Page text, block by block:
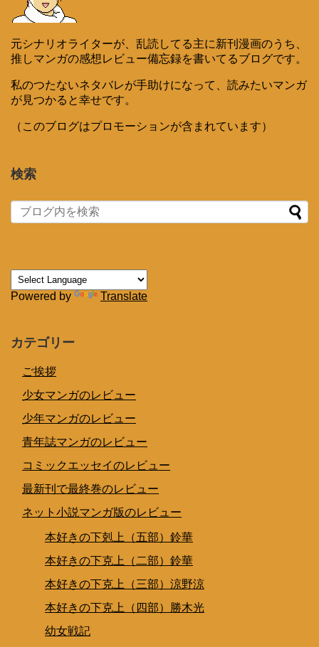
元シナリオライターが、乱読してる主に新刊漫画のうち、
推しマンガの感想レビュー備忘録を書いてるブログです。
私のつたないネタバレが手助けになって、読みたいマンガ
が見つかると幸せです。
（このブログはプロモーションが含まれています）
検索
Powered by Translate
カテゴリー
ご挨拶
少女マンガのレビュー
少年マンガのレビュー
青年誌マンガのレビュー
コミックエッセイのレビュー
最新刊で最終巻のレビュー
ネット小説マンガ版のレビュー
本好きの下剋上（五部）鈴華
本好きの下克上（二部）鈴華
本好きの下克上（三部）涼野涼
本好きの下克上（四部）勝木光
幼女戦記